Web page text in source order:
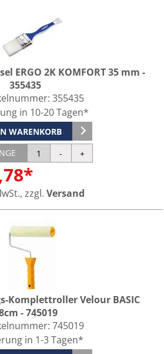
ERGO 2K KOMFORT 35 mm -
355435
355435
in 10-20 Tagen*
WARENKORB
zzgl. Versand
Komplettroller Velour BASIC
- 745019
745019
in 1-3 Tagen*